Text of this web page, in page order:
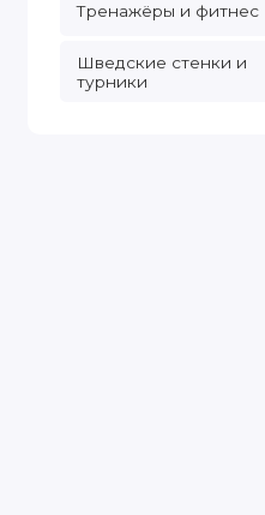
Тренажёры и фитнес
Шведские стенки и
турники